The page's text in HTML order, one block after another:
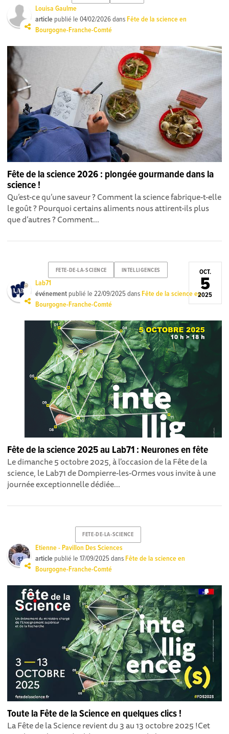
Louisa Gaulme
article publié le04/02/2026dansFête de la science en
Bourgogne-Franche-Comté
Fête de la science 2026 : plongée gourmande dans la
science !
Qu’est-ce qu’une saveur ? Comment la science fabrique-t-elle
le goût ? Pourquoi certains aliments nous attirent-ils plus
que d’autres ? Comment...
FETE-DE-LA-SCIENCE INTELLIGENCES
Lab71
événement publié le22/09/2025dansFête de la science en
Bourgogne-Franche-Comté
OCT.
5
2025
Fête de la science 2025 au Lab71 : Neurones en fête
Le dimanche 5 octobre 2025, à l'occasion de la Fête de la
science, le Lab71 de Dompierre-les-Ormes vous invite à une
journée exceptionnelle dédiée...
FETE-DE-LA-SCIENCE
Etienne - Pavillon Des Sciences
article publié le17/09/2025dansFête de la science en
Bourgogne-Franche-Comté
Toute la Fête de la Science en quelques clics !
La Fête de la Science revient du 3 au 13 octobre 2025 ! Cet